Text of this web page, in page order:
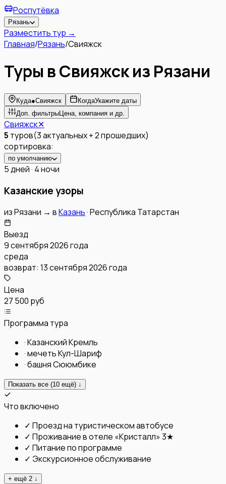
Роспутёвка
Рязань
Разместить тур →
Главная/Рязань/Свияжск
Туры в Свияжск из Рязани
Куда●Свияжск КогдаУкажите даты
Доп. фильтры Цена, компания и др.
Свияжск✕
5 туров(3актуальных+2прошедших)
сортировка:
по умолчанию
5 дней · 4 ночи
Казанские узоры
изРязани → вКазань·Республика Татарстан
Выезд
9 сентября 2026 года
среда
возврат: 13 сентября 2026 года
Цена
27 500 руб
Программа тура
·Казанский Кремль
·мечеть Кул-Шариф
·башня Сююмбике
Показать все (10 ещё) ↓
Что включено
✓ Проезд на туристическом автобусе
✓ Проживание в отеле «Кристалл» 3★
✓ Питание по программе
✓ Экскурсионное обслуживание
+ ещё 2 ↓